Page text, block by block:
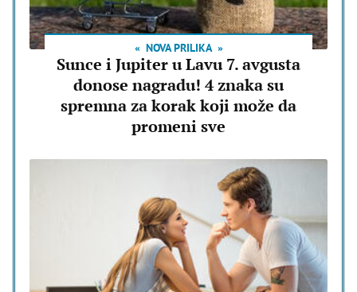
NOVA PRILIKA
Sunce i Jupiter u Lavu 7. avgusta
donose nagradu! 4 znaka su
spremna za korak koji može da
promeni sve